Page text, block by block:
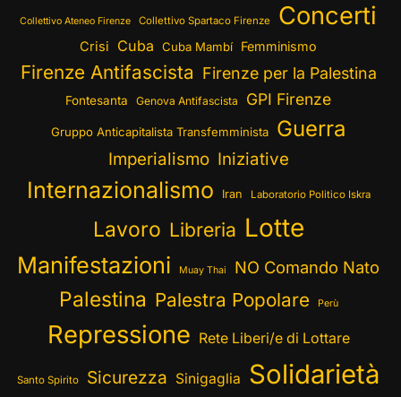
Collettivo Ateneo Firenze Collettivo Spartaco Firenze Concerti
Crisi Cuba Cuba Mambí Femminismo
Firenze Antifascista Firenze per la Palestina
Fontesanta Genova Antifascista GPI Firenze
Gruppo Anticapitalista Transfemminista Guerra
Imperialismo Iniziative
Internazionalismo Iran Laboratorio Politico Iskra
Lavoro Libreria Lotte
Manifestazioni Muay Thai NO Comando Nato
Palestina Palestra Popolare Perù
Repressione Rete Liberi/e di Lottare
Santo Spirito Sicurezza Sinigaglia Solidarietà